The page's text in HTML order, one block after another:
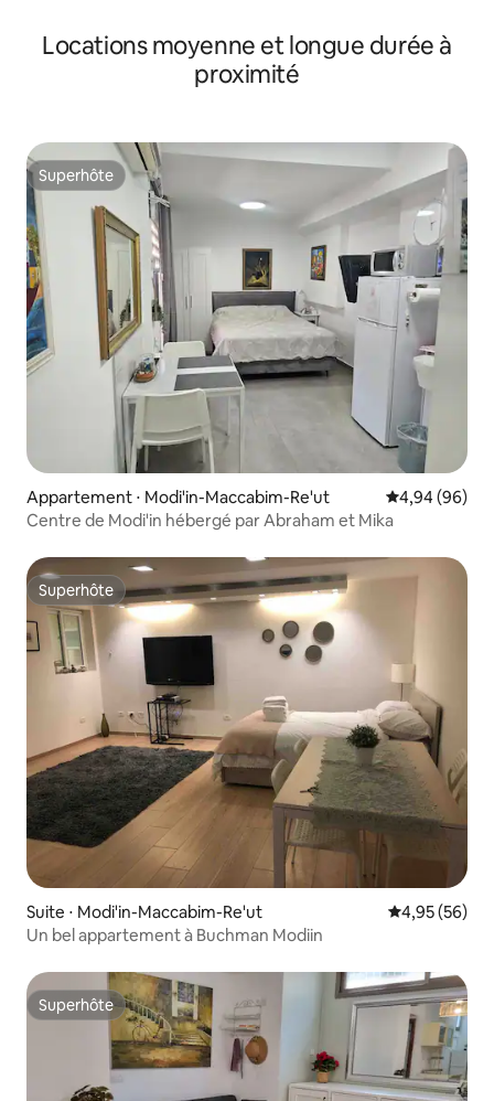
Locations moyenne et longue durée à
proximité
Superhôte
Superhôte
Appartement ⋅ Modi'in-Maccabim-Re'ut Évaluation
4,94 (96)
Centre de Modi'in hébergé par Abraham et Mika
Superhôte
Superhôte
Suite ⋅ Modi'in-Maccabim-Re'ut Évaluation
4,95 (56)
Un bel appartement à Buchman Modiin
Superhôte
Superhôte